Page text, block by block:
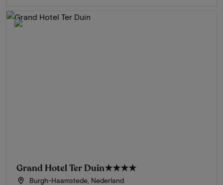
Grand Hotel Ter Duin★★★★
Burgh-Haamstede, Nederland